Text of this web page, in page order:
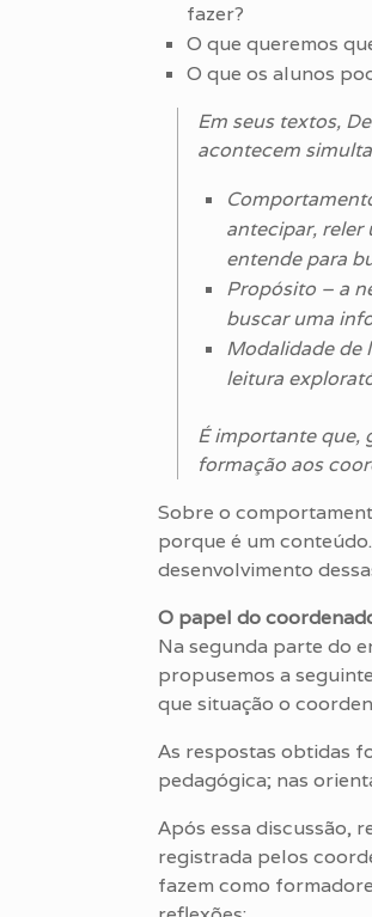
fazer?
O que queremos
O que os alunos
Em seus textos,
acontecem
antecipar, reler
entende para
Propósito – a
buscar uma
Modalidade de
leitura
É importante que,
formação aos
Sobre o
porque é um
desenvolvimento
O papel do
Na segunda parte do
propusemos a
que situação o
As respostas obtidas
pedagógica; nas
Após essa discussão,
registrada pelos
fazem como